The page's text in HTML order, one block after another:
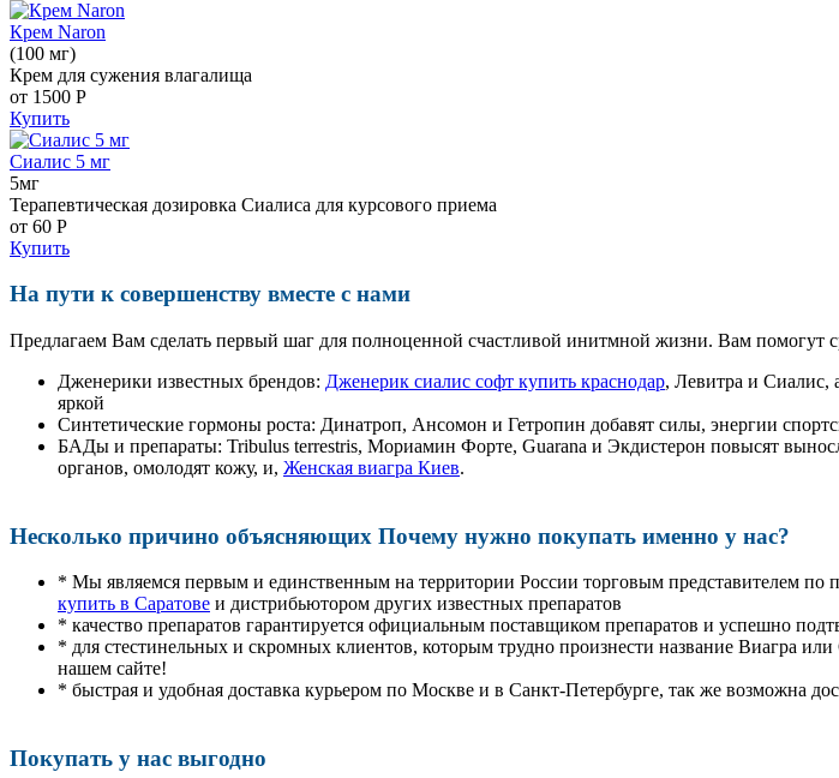
Крем Naron
(100 мг)
Крем для сужения влагалища
от 1500 Р
Купить
Сиалис 5 мг
5мг
Терапевтическая дозировка Сиалиса для курсового приема
от 60 Р
Купить
На пути к совершенству вместе с нами
Предлагаем Вам сделать первый шаг для полноценной счастливой инитмной жизни. Вам помогут
Дженерики известных брендов: Дженерик сиалис софт купить краснодар, Левитра и Сиалис,
яркой
Синтетические гормоны роста: Динатроп, Ансомон и Гетропин добавят силы, энергии
БАДы и препараты: Tribulus terrestris, Мориамин Форте, Guarana и Экдистерон повысят
органов, омолодят кожу, и, Женская виагра Киев.
Несколько причино объясняющих Почему нужно покупать именно у нас?
* Мы являемся первым и единственным на территории России торговым представителем по
купить в Саратове и дистрибьютором других известных препаратов
* качество препаратов гарантируется официальным поставщиком препаратов и успешно
* для стестинельных и скромных клиентов, которым трудно произнести название Виагра
нашем сайте!
* быстрая и удобная доставка курьером по Москве и в Санкт-Петербурге, так же возможна
Покупать у нас выгодно